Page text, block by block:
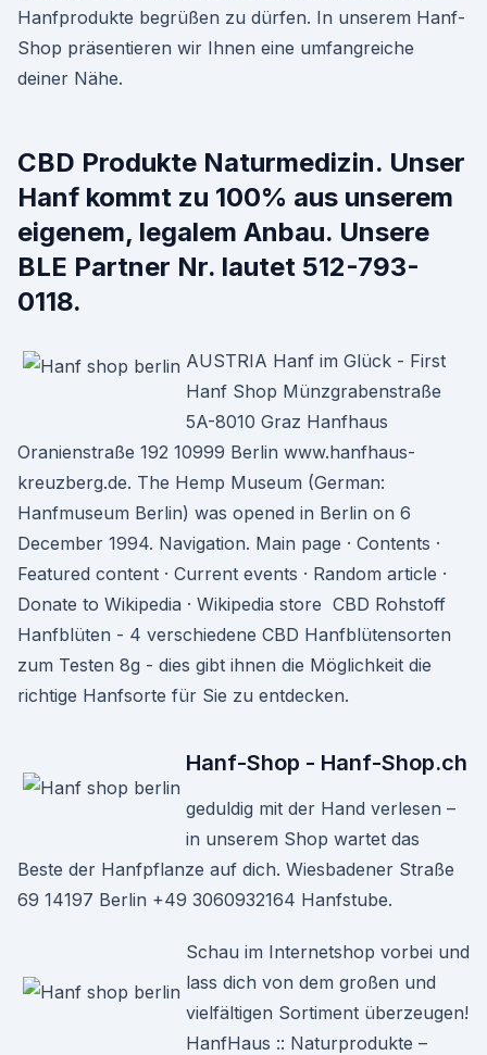
Hanfprodukte begrüßen zu dürfen. In unserem Hanf-
Shop präsentieren wir Ihnen eine umfangreiche
deiner Nähe.
CBD Produkte Naturmedizin. Unser
Hanf kommt zu 100% aus unserem
eigenem, legalem Anbau. Unsere
BLE Partner Nr. lautet 512-793-
0118.
AUSTRIA Hanf im Glück - First
Hanf Shop Münzgrabenstraße
5A-8010 Graz Hanfhaus
Oranienstraße 192 10999 Berlin www.hanfhaus-
kreuzberg.de. The Hemp Museum (German:
Hanfmuseum Berlin) was opened in Berlin on 6
December 1994. Navigation. Main page · Contents ·
Featured content · Current events · Random article ·
Donate to Wikipedia · Wikipedia store CBD Rohstoff
Hanfblüten - 4 verschiedene CBD Hanfblütensorten
zum Testen 8g - dies gibt ihnen die Möglichkeit die
richtige Hanfsorte für Sie zu entdecken.
Hanf-Shop - Hanf-Shop.ch
geduldig mit der Hand verlesen –
in unserem Shop wartet das
Beste der Hanfpflanze auf dich. Wiesbadener Straße
69 14197 Berlin +49 3060932164 Hanfstube.
Schau im Internetshop vorbei und
lass dich von dem großen und
vielfältigen Sortiment überzeugen!
HanfHaus :: Naturprodukte –